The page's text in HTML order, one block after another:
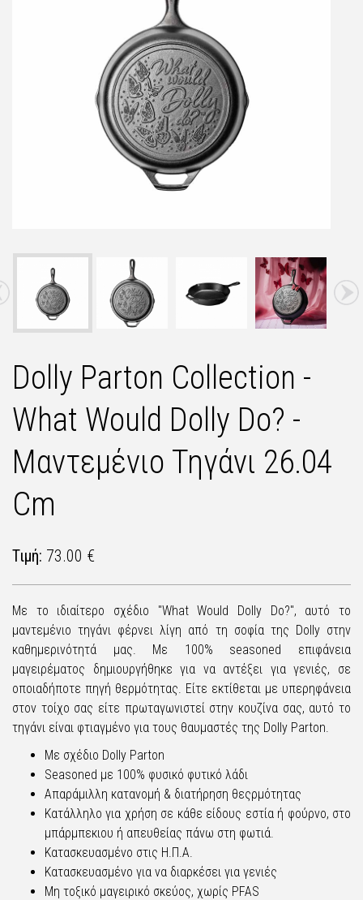
Dolly Parton Collection -
What Would Dolly Do? -
Μαντεμένιο Τηγάνι 26.04
Cm
Τιμή: 73.00 €
Με το ιδιαίτερο σχέδιο "What Would Dolly Do?", αυτό το
μαντεμένιο τηγάνι φέρνει λίγη από τη σοφία της Dolly στην
καθημερινότητά μας. Με 100% seasoned επιφάνεια
μαγειρέματος δημιουργήθηκε για να αντέξει για γενιές, σε
οποιαδήποτε πηγή θερμότητας. Είτε εκτίθεται με υπερηφάνεια
στον τοίχο σας είτε πρωταγωνιστεί στην κουζίνα σας, αυτό το
τηγάνι είναι φτιαγμένο για τους θαυμαστές της Dolly Parton.
Με σχέδιο Dolly Parton
Seasoned με 100% φυσικό φυτικό λάδι
Απαράμιλλη κατανομή & διατήρηση θεςρμότητας
Κατάλληλο για χρήση σε κάθε είδους εστία ή φούρνο, στο
μπάρμπεκιου ή απευθείας πάνω στη φωτιά.
Κατασκευασμένο στις Η.Π.Α.
Κατασκευασμένο για να διαρκέσει για γενιές
Μη τοξικό μαγειρικό σκεύος, χωρίς PFAS